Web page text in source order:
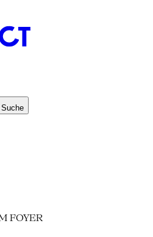
Suche
FOYER